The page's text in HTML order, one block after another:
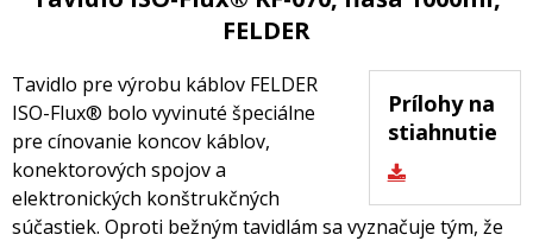
FELDER
Prílohy na
stiahnutie
Tavidlo pre výrobu káblov FELDER
ISO-Flux® bolo vyvinuté špeciálne
pre cínovanie koncov káblov,
konektorových spojov a
elektronických konštrukčných
súčastiek. Oproti bežným tavidlám sa vyznačuje tým, že